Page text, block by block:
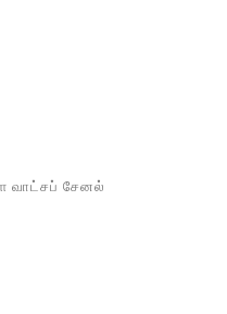
வாட்சப் சேனல்